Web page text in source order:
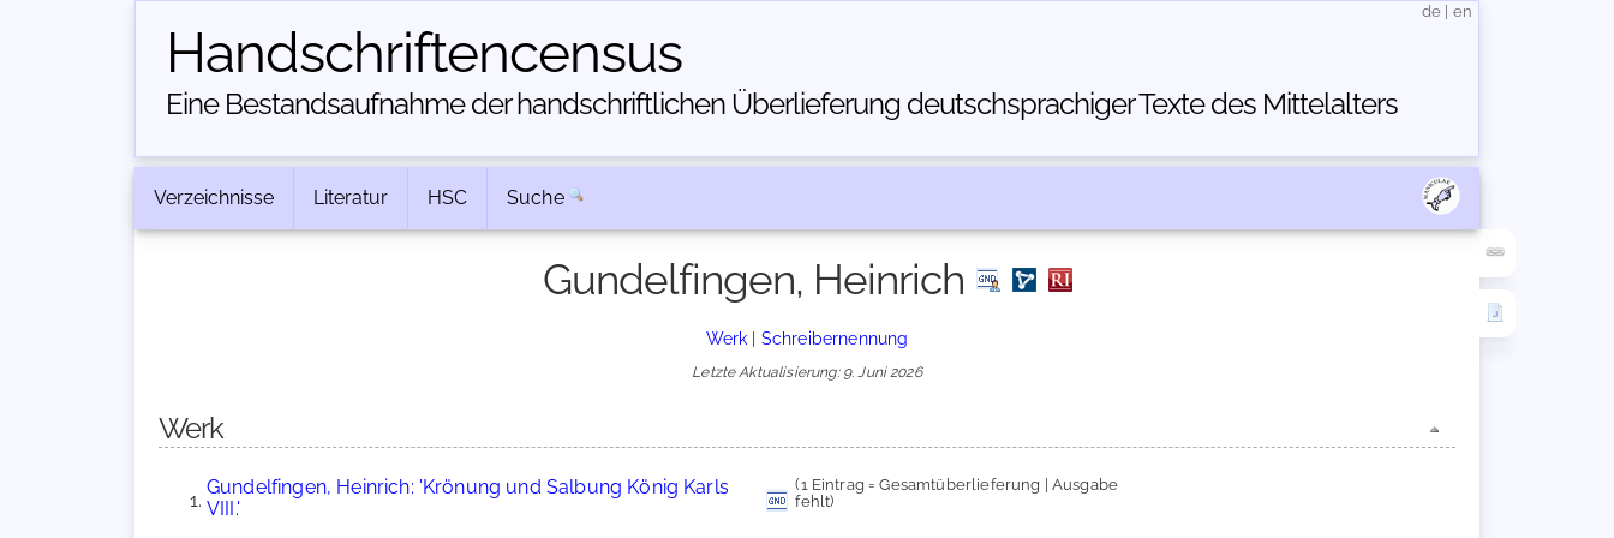
Handschriften­census
Eine Bestandsaufnahme der handschriftlichen Über­lieferung deutschsprachiger Texte des Mittelalters
de en
Verzeichnisse Literatur HSC Suche
Gundelfingen, Heinrich
Werk | Schreibernennung
Letzte Aktualisierung: 9. Juni 2026
Werk
Gundelfingen, Heinrich: 'Krönung und Salbung König Karls
VIII.'
(1 Eintrag = Gesamtüberlieferung | Ausgabe
fehlt)